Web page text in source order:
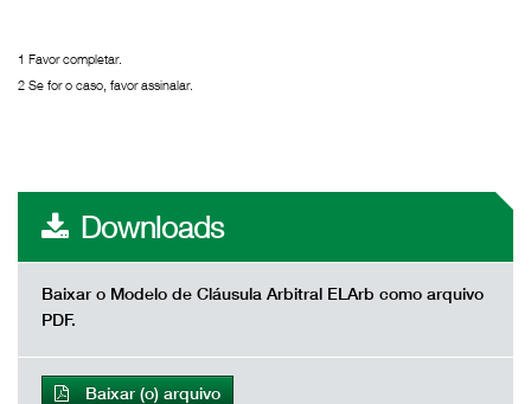
1 Favor completar.
2 Se for o caso, favor assinalar.
Downloads
Baixar o Modelo de Cláusula Arbitral ELArb como arquivo
PDF.
Baixar (o) arquivo